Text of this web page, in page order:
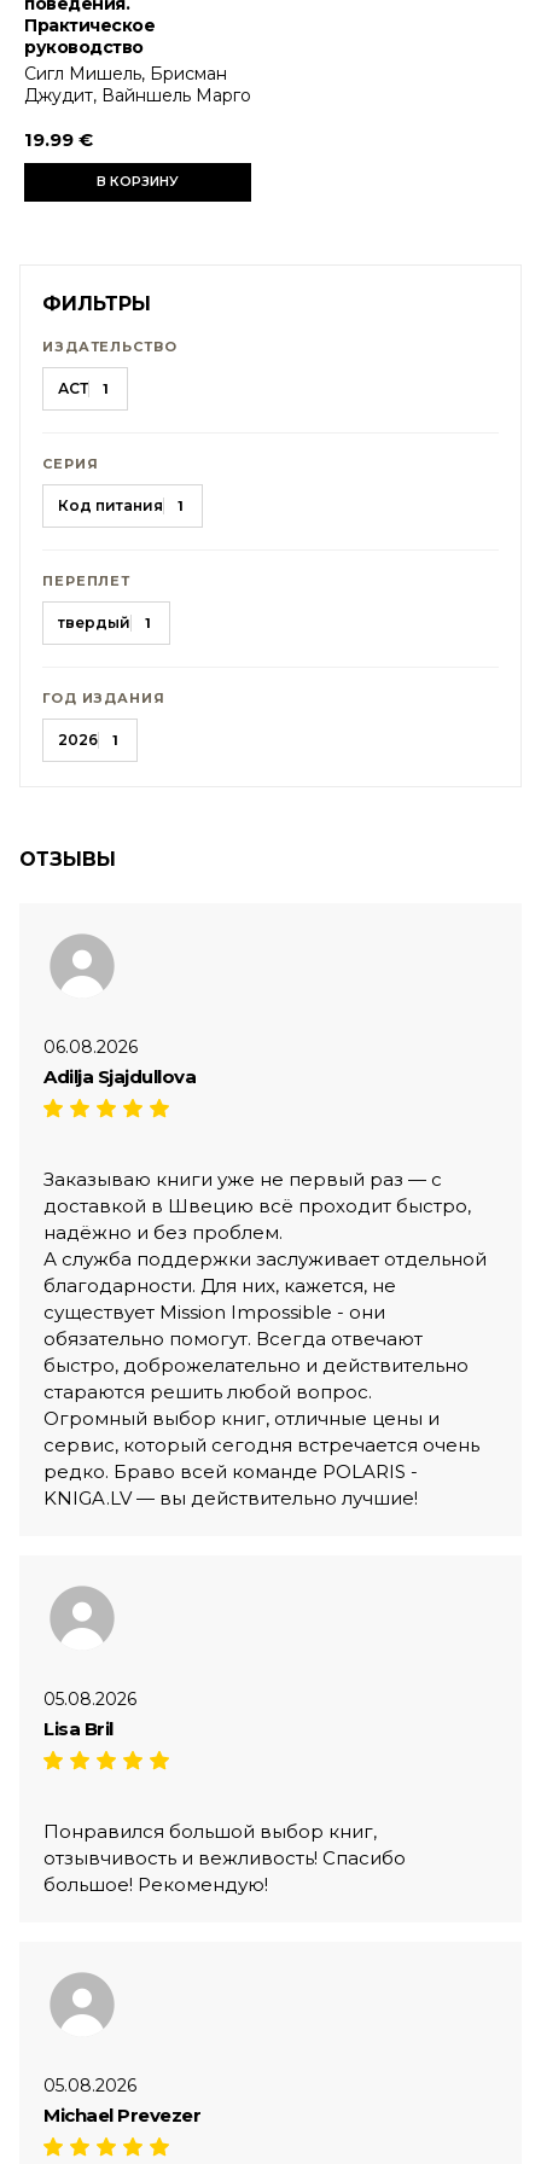
ФИЛЬТРЫ
ИЗДАТЕЛЬСТВО
АСТ 1
СЕРИЯ
Код питания 1
ПЕРЕПЛЕТ
твердый 1
ГОД ИЗДАНИЯ
2026 1
ОТЗЫВЫ
06.08.2026
Adilja Sjajdullova
Заказываю книги уже не первый раз — с
доставкой в Швецию всё проходит быстро,
надёжно и без проблем.
А служба поддержки заслуживает отдельной
благодарности. Для них, кажется, не
существует Mission Impossible - они
обязательно помогут. Всегда отвечают
быстро, доброжелательно и действительно
стараются решить любой вопрос.
Огромный выбор книг, отличные цены и
сервис, который сегодня встречается очень
редко. Браво всей команде POLARIS -
KNIGA.LV — вы действительно лучшие!
05.08.2026
Lisa Bril
Понравился большой выбор книг,
отзывчивость и вежливость! Спасибо
большое! Рекомендую!
05.08.2026
Michael Prevezer
Практическое
руководство
Сигл Мишель, Брисман
Джудит, Вайншель Марго
19.99 €
В КОРЗИНУ